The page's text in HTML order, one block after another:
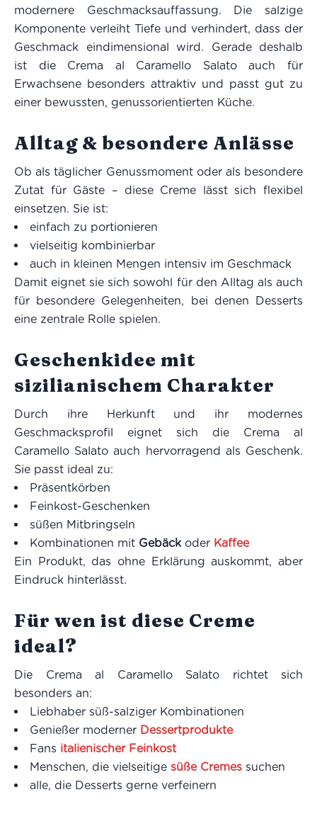
modernere Geschmacksauffassung. Die salzige
Komponente verleiht Tiefe und verhindert, dass der
Geschmack eindimensional wird. Gerade deshalb
ist die Crema al Caramello Salato auch für
Erwachsene besonders attraktiv und passt gut zu
einer bewussten, genussorientierten Küche.
Alltag & besondere Anlässe
Ob als täglicher Genussmoment oder als besondere
Zutat für Gäste – diese Creme lässt sich flexibel
einsetzen. Sie ist:
einfach zu portionieren
vielseitig kombinierbar
auch in kleinen Mengen intensiv im Geschmack
Damit eignet sie sich sowohl für den Alltag als auch
für besondere Gelegenheiten, bei denen Desserts
eine zentrale Rolle spielen.
Geschenkidee mit
sizilianischem Charakter
Durch ihre Herkunft und ihr modernes
Geschmacksprofil eignet sich die Crema al
Caramello Salato auch hervorragend als Geschenk.
Sie passt ideal zu:
Präsentkörben
Feinkost-Geschenken
süßen Mitbringseln
Kombinationen mit Gebäck oder Kaffee
Ein Produkt, das ohne Erklärung auskommt, aber
Eindruck hinterlässt.
Für wen ist diese Creme
ideal?
Die Crema al Caramello Salato richtet sich
besonders an:
Liebhaber süß-salziger Kombinationen
Genießer moderner Dessertprodukte
Fans italienischer Feinkost
Menschen, die vielseitige süße Cremes suchen
alle, die Desserts gerne verfeinern